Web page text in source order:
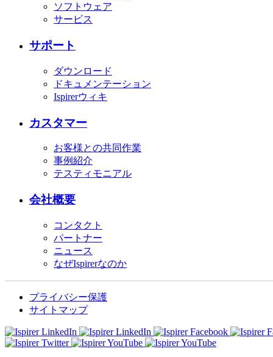
ソフトウェア
サービス
サポート
ダウンロード
ドキュメンテーション
Ispirerウィキ
カスタマー
お客様との共同作業
事例紹介
テスティモニアル
会社概要
コンタクト
パートナー
ニュース
なぜIspirerなのか
プライバシー保護
サイトマップ